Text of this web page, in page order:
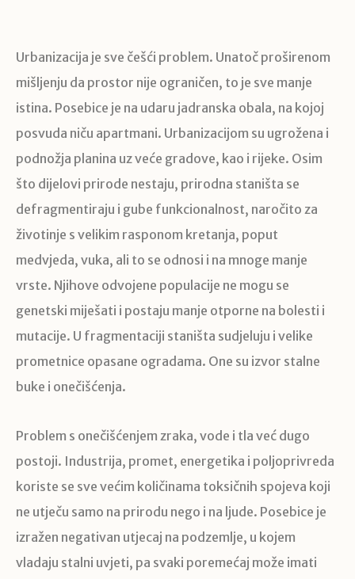
Urbanizacija je sve češći problem. Unatoč proširenom
mišljenju da prostor nije ograničen, to je sve manje
istina. Posebice je na udaru jadranska obala, na kojoj
posvuda niču apartmani. Urbanizacijom su ugrožena i
podnožja planina uz veće gradove, kao i rijeke. Osim
što dijelovi prirode nestaju, prirodna staništa se
defragmentiraju i gube funkcionalnost, naročito za
životinje s velikim rasponom kretanja, poput
medvjeda, vuka, ali to se odnosi i na mnoge manje
vrste. Njihove odvojene populacije ne mogu se
genetski miješati i postaju manje otporne na bolesti i
mutacije. U fragmentaciji staništa sudjeluju i velike
prometnice opasane ogradama. One su izvor stalne
buke i onečišćenja.
Problem s onečišćenjem zraka, vode i tla već dugo
postoji. Industrija, promet, energetika i poljoprivreda
koriste se sve većim količinama toksičnih spojeva koji
ne utječu samo na prirodu nego i na ljude. Posebice je
izražen negativan utjecaj na podzemlje, u kojem
vladaju stalni uvjeti, pa svaki poremećaj može imati